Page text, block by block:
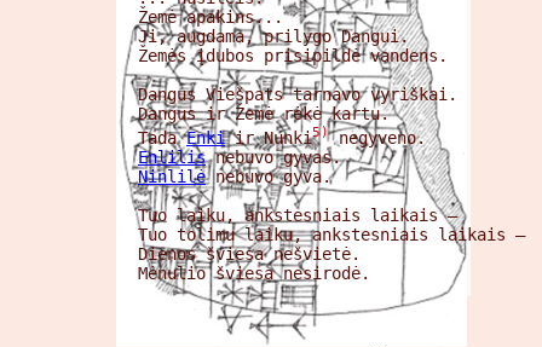
Žemė apakins...
Ji, augdama, prilygo Dangui.
Žemės įdubos prisipildė vandens.
Dangus Viešpats tarnavo vyriškai.
Dangus ir Žemė rėkė kartu.
Tada Enki ir Nunki5)
Enlilis
Ninlilė nebuvo gyva.
Tuo laiku, ankstesniais laikais –
Tuo tolimu laiku, ankstesniais laikais –
Dienos šviesa nešvietė.
Mėnulio šviesa nesirodė.